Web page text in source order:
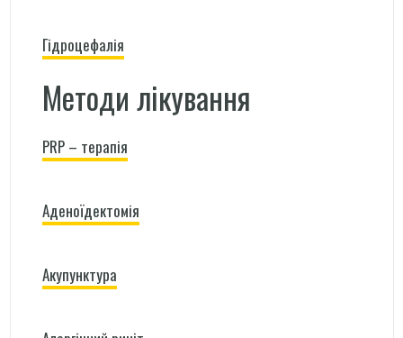
Гідроцефалія
Методи лікування
PRP – терапія
Аденоїдектомія
Акупунктура